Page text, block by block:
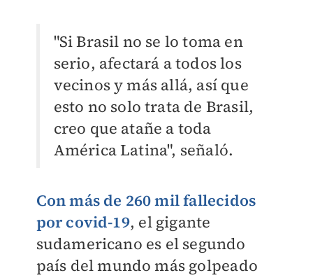
"Si Brasil no se lo toma en
serio, afectará a todos los
vecinos y más allá, así que
esto no solo trata de Brasil,
creo que atañe a toda
América Latina", señaló.
Con más de 260 mil fallecidos
por covid-19, el gigante
sudamericano es el segundo
país del mundo más golpeado